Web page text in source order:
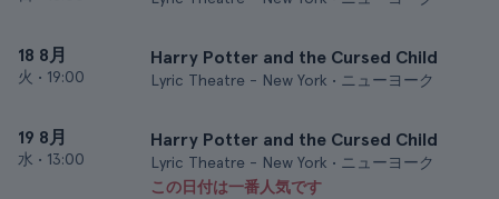
18 8月
火 • 19:00
Harry Potter and the Cursed Child
Lyric Theatre - New York • ニューヨーク
19 8月
水 • 13:00
Harry Potter and the Cursed Child
Lyric Theatre - New York • ニューヨーク
この日付は一番人気です